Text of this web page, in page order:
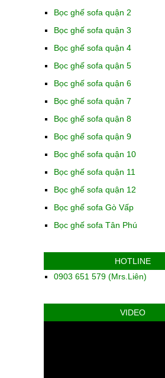
Bọc ghế sofa quận 2
Bọc ghế sofa quận 3
Bọc ghế sofa quận 4
Bọc ghế sofa quận 5
Bọc ghế sofa quận 6
Bọc ghế sofa quận 7
Bọc ghế sofa quận 8
Bọc ghế sofa quận 9
Bọc ghế sofa quận 10
Bọc ghế sofa quận 11
Bọc ghế sofa quận 12
Bọc ghế sofa Gò Vấp
Bọc ghế sofa Tân Phú
HOTLINE
0903 651 579 (Mrs.Liên)
VIDEO